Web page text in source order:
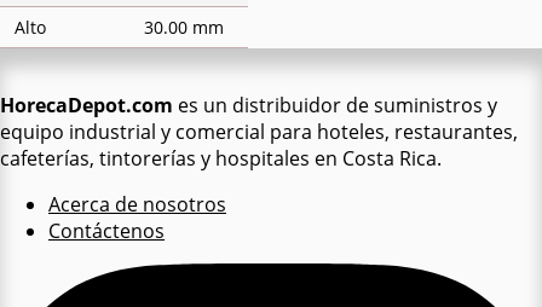
Alto
30.00 mm
HorecaDepot.com es un distribuidor de suministros y
equipo industrial y comercial para hoteles, restaurantes,
cafeterías, tintorerías y hospitales en Costa Rica.
Acerca de nosotros
Contáctenos